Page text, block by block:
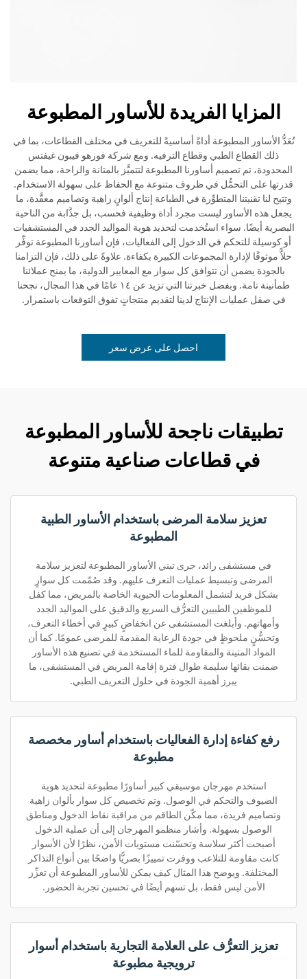
المزايا الفريدة للأساور المطبوعة
تُعَدُّ الأساور المطبوعة أداةً أساسيةً للتعريف في مختلف القطاعات، بما في
ذلك القطاع الطبي وقطاع الترفيه. ومع شركة فوزهو فيبون غيفتس
المحدودة، تم تصميم أساورنا المطبوعة لتتميَّز بالمتانة والراحة، مما يضمن
قدرتها على التحمُّل في ظروف متنوعة مع الحفاظ على سهولة الاستخدام.
وتتيح لنا تقنيتنا المتطوِّرة في الطباعة إنتاج ألوانٍ زاهية وتصاميم معقَّدة، ما
يجعل هذه الأساور ليست مجرد أداة وظيفية فحسب، بل جذَّابة من الناحية
البصرية أيضًا. سواء استُخدمت لتحديد هوية المواليد الجدد في المستشفيات
أو كوسيلة للتحكم في الدخول إلى الفعاليات، فإن أساورنا المطبوعة توفِّر
حلاًّ موثوقًا لإدارة المجموعات الكبيرة بكفاءة. علاوةً على ذلك، فإن التزامنا
بالجودة يضمن أن تتوافق كل سوار مع المعايير الدولية، ما يمنح عملائنا
طمأنينة تامة. وبفضل خبرتنا التي تزيد عن ١٤ عامًا في هذا المجال، نجحنا
في صقل عمليات الإنتاج لدينا لتقديم منتجاتٍ تفوق التوقعات باستمرار.
احصل على عرض سعر
تطبيقات ناجحة للأساور المطبوعة
في قطاعات صناعية متنوعة
تعزيز سلامة المرضى باستخدام الأساور الطبية
المطبوعة
في مستشفى رائد، جرى تبني الأساور المطبوعة لتعزيز سلامة
المرضى وتبسيط عمليات التعرف عليهم. وقد صُمّمت كل سوارٍ
بشكل فريد لتشمل المعلومات الحيوية الخاصة بالمريض، مما كفل
للموظفين الطبيين التعرُّف السريع والدقيق على المواليد الجدد
وأمهاتهم. وأبلغت المستشفى عن انخفاضٍ كبيرٍ في أخطاء التعرف،
وتحسُّنٍ ملحوظٍ في جودة الرعاية المقدمة للمرضى عمومًا. كما أن
المواد المتينة والمقاومة للماء المستخدمة في تصنيع هذه الأساور
ضمنت بقائها سليمة طوال فترة إقامة المريض في المستشفى، ما
يبرز أهمية الجودة في حلول التعريف الطبي.
رفع كفاءة إدارة الفعاليات باستخدام أساور مخصصة
مطبوعة
استخدم مهرجان موسيقي كبير أساورًا مطبوعة لتحديد هوية
الضيوف والتحكم في الوصول. وتم تخصيص كل سوار بألوان زاهية
وتصاميم فريدة، مما مكّن الطاقم من مراقبة نقاط الدخول ومناطق
الوصول بسهولة. وأشار منظمو المهرجان إلى أن عملية الدخول
أصبحت أكثر سلاسة وتحسّنت مستويات الأمن، نظرًا لأن الأسوار
كانت مقاومة للتلاعب ووفرت تمييزًا بصريًّا واضحًا بين أنواع التذاكر
المختلفة. ويوضح هذا المثال كيف يمكن للأساور المطبوعة أن تعزِّز
الأمن ليس فقط، بل تسهم أيضًا في تحسين تجربة الحضور.
تعزيز التعرُّف على العلامة التجارية باستخدام أسوار
ترويجية مطبوعة